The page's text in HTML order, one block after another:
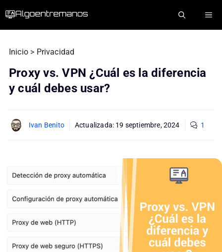
Inicio > Privacidad
Proxy vs. VPN ¿Cuál es la diferencia
y cuál debes usar?
Ivan Benito Actualizada: 19 septiembre, 2024 1